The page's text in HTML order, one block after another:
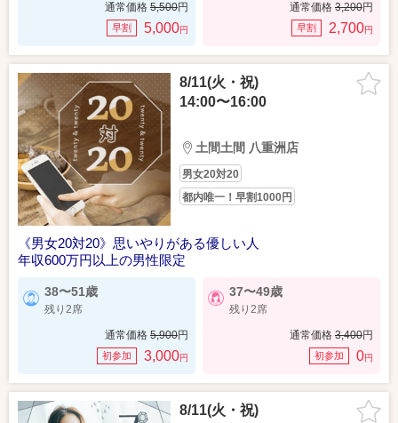
通常価格 5,500円
早割 5,000円
通常価格 3,200円
早割 2,700円
8/11(火・祝)
14:00〜16:00
土間土間 八重洲店
男女20対20
都内唯一！早割1000円
《男女20対20》思いやりがある優しい人
年収600万円以上の男性限定
38〜51歳
残り2席
通常価格 5,900円
初参加 3,000円
37〜49歳
残り2席
通常価格 3,400円
初参加 0円
8/11(火・祝)